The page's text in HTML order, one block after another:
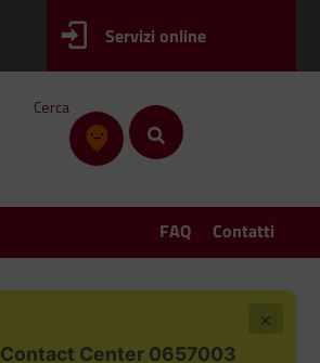
Servizi online
Cerca
FAQ Contatti
Center 0657003
×